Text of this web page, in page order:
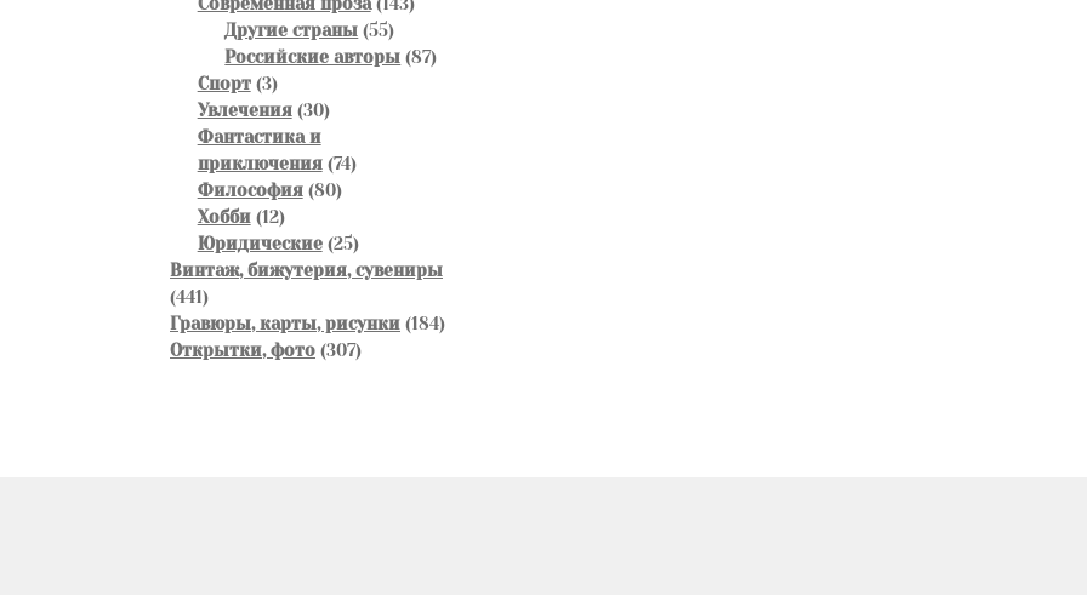
Другие страны 5555
товаров
Российские авторы 8787
Спорт 33
товара
Увлечения 3030
Фантастика и
приключения 7474
Философия 8080
Хобби 1212
товаров
Юридические 2525
товаров
Винтаж, бижутерия, сувениры
441441
товар
Гравюры, карты, рисунки 184184
Открытки, фото 307307